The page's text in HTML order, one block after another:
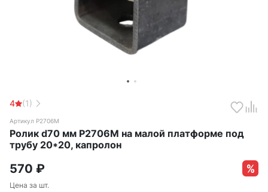
4 (1)
Артикул Р2706М
Ролик d70 мм Р2706М на малой платформе под
трубу 20*20, капролон
570 ₽
Цена за шт.